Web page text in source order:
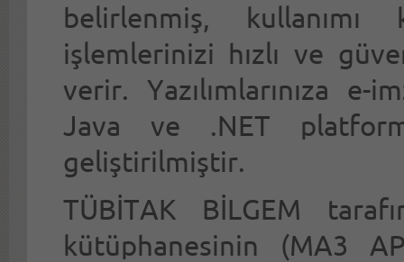
belirlenmiş, kullanımı
işlemlerinizi hızlı ve
verir. Yazılımlarınıza e-
Java ve .NET
geliştirilmiştir.
TÜBİTAK BİLGEM
kütüphanesinin (MA3